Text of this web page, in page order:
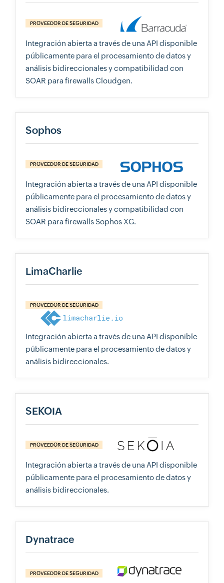
PROVEEDOR DE SEGURIDAD
Integración abierta a través de una API disponible
públicamente para el procesamiento de datos y
análisis bidireccionales y compatibilidad con
SOAR para firewalls Cloudgen.
Sophos
PROVEEDOR DE SEGURIDAD
Integración abierta a través de una API disponible
públicamente para el procesamiento de datos y
análisis bidireccionales y compatibilidad con
SOAR para firewalls Sophos XG.
LimaCharlie
PROVEEDOR DE SEGURIDAD
Integración abierta a través de una API disponible
públicamente para el procesamiento de datos y
análisis bidireccionales.
SEKOIA
PROVEEDOR DE SEGURIDAD
Integración abierta a través de una API disponible
públicamente para el procesamiento de datos y
análisis bidireccionales.
Dynatrace
PROVEEDOR DE SEGURIDAD